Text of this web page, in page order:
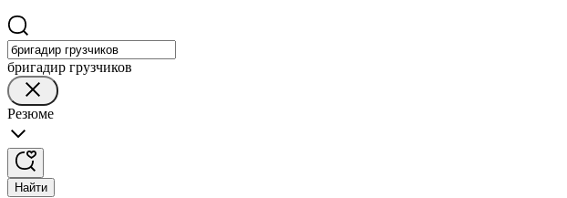
бригадир грузчиков
Резюме
Найти